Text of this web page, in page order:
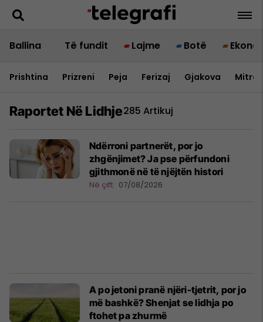
Ballina Të fundit Lajme Botë
Prishtina Prizreni Peja Ferizaj Gjakova
Raportet Në Lidhje285 Artikuj
Ndërroni partnerët, por jo
zhgënjimet? Ja pse përfundoni
gjithmonë në të njëjtën histori
Në çift 07/08/2026
A po jetoni pranë njëri-tjetrit, por jo
më bashkë? Shenjat se lidhja po
ftohet pa zhurmë